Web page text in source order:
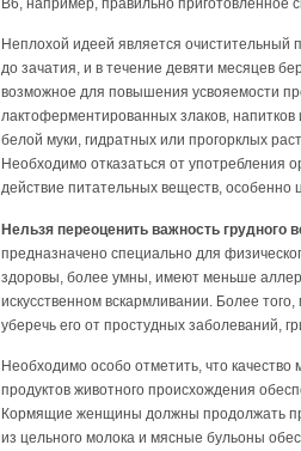
B6, например, правильно
Неплохой идеей является очистительный
до зачатия, и в течение девяти месяцев
возможное для повышения усвояемости
лактоферментированных злаков,
белой муки, гидратных или прогорклых
Необходимо отказаться от употребления
действие питательных веществ, особенно
Нельзя переоценить важность грудного
предназначено специально для
здоровы, более умны, имеют меньше
искусственном вскармливании. Более
уберечь его от простудных заболеваний,
Необходимо особо отметить, что качество
продуктов животного происхождения
Кормящие женщины должны продолжать
из цельного молока и мясные бульоны